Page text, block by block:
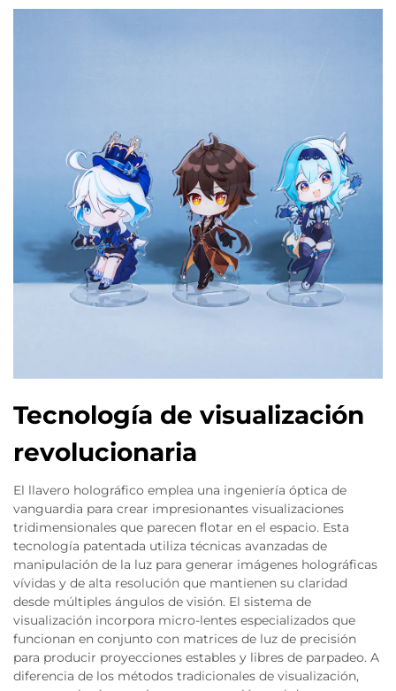
Tecnología de visualización
revolucionaria
El llavero holográfico emplea una ingeniería óptica de
vanguardia para crear impresionantes visualizaciones
tridimensionales que parecen flotar en el espacio. Esta
tecnología patentada utiliza técnicas avanzadas de
manipulación de la luz para generar imágenes holográficas
vívidas y de alta resolución que mantienen su claridad
desde múltiples ángulos de visión. El sistema de
visualización incorpora micro-lentes especializados que
funcionan en conjunto con matrices de luz de precisión
para producir proyecciones estables y libres de parpadeo. A
diferencia de los métodos tradicionales de visualización,